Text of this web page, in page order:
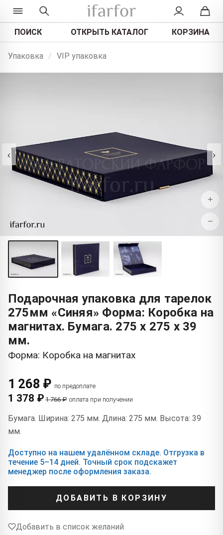
ПОИСК ОТКРЫТЬ КАТАЛОГ КОРЗИНА
Упаковка / VIP упаковка
‹ ›
+
−
Подарочная упаковка для тарелок
275мм «Синяя» Форма: Коробка на
магнитах. Бумага. 275 x 275 x 39
мм.
Форма: Коробка на магнитах
1 268 ₽ по предоплате
1 378 ₽ 1 766 ₽ оплата при получении
Бумага. Ширина: 275 мм. Длина: 275 мм. Высота: 39
мм.
Доступно на нашем удалённом складе. Отгрузка в
течение 5–14 дней. Точный срок подскажет
менеджер после оформления заказа.
ДОБАВИТЬ В КОРЗИНУ
Добавить в список желаний